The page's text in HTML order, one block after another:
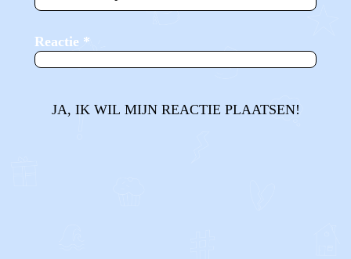
Reactie *
JA, IK WIL MIJN REACTIE PLAATSEN!